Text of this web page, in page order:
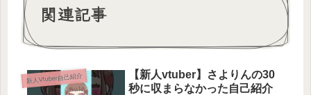
🐕みけ犬さんメインマイリスト
関連記事
新人Vtuber自己紹介
【新人vtuber】さよりんの30
秒に収まらなかった自己紹介